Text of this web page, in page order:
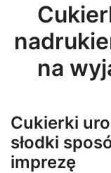
na
Cukierki
słodki
imprezę